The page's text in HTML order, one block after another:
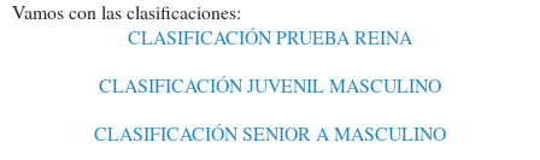
Vamos con las clasificaciones:
CLASIFICACIÓN PRUEBA REINA
CLASIFICACIÓN JUVENIL MASCULINO
CLASIFICACIÓN SENIOR A MASCULINO